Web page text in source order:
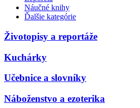
Náučné knihy
Ďalšie kategórie
Životopisy a reportáže
Kuchárky
Učebnice a slovníky
Náboženstvo a ezoterika